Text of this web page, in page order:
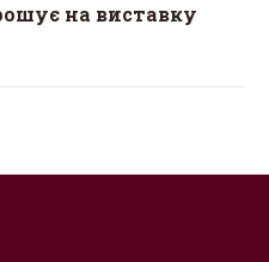
відкривають